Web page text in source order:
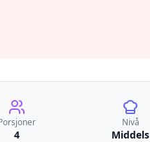
4
Nivå
Middels